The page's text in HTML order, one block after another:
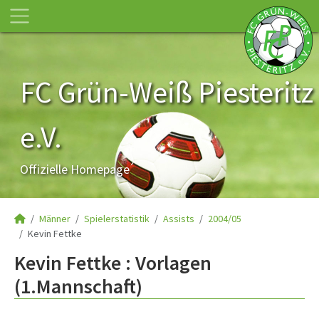
FC Grün-Weiß Piesteritz
e.V.
Offizielle Homepage
Männer Spielerstatistik Assists
2004/05
Kevin Fettke
Kevin Fettke : Vorlagen
(1.Mannschaft)